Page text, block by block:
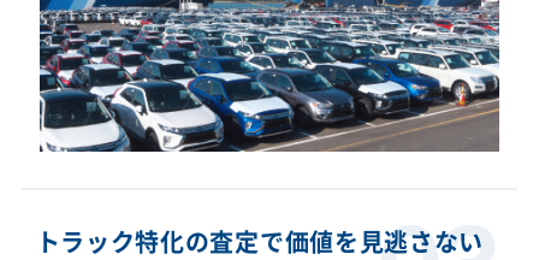
トラック特化の査定で価値を見逃さない